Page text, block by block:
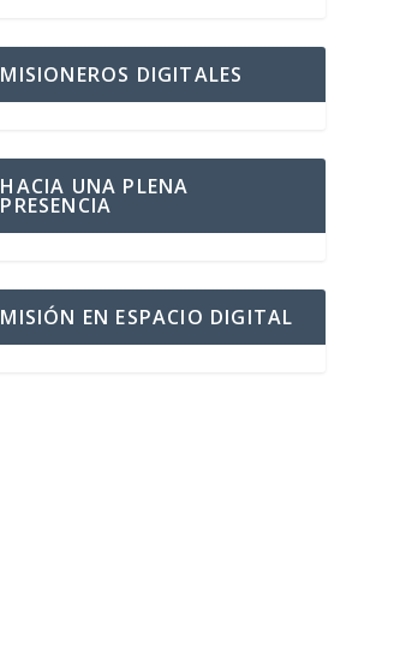
MISIONEROS DIGITALES
HACIA UNA PLENA
PRESENCIA
MISIÓN EN ESPACIO DIGITAL